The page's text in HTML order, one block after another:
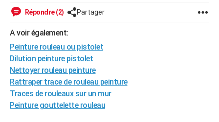
Art de vivre
Bien-être
Loisirs
Mode
Modes de vie
SANTE
Alimentation
Guide de la santé
Maladies
Médicaments
Sommeil
VOYAGE
PHOTO
GUIDES D'ACHAT
BONS PLANS
Répondre (2) Partager
A voir également:
Peinture rouleau ou pistolet
Dilution peinture pistolet
Nettoyer rouleau peinture
Rattraper trace de rouleau peinture
Traces de rouleaux sur un mur
Peinture gouttelette rouleau